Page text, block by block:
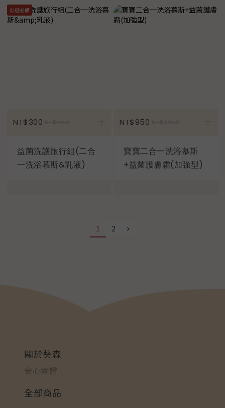
出遊必備
NT$300 加入購物車
益菌洗護旅行組(二合
一洗浴慕斯&乳液)
NT$950
寶寶二合一洗浴慕斯
+益菌護膚霜(加強型)
1 2
關於葵森
安心實證
全部商品